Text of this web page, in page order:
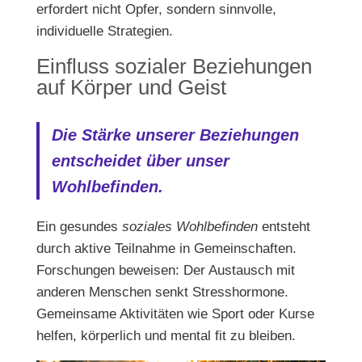
erfordert nicht Opfer, sondern sinnvolle,
individuelle Strategien.
Einfluss sozialer Beziehungen
auf Körper und Geist
Die Stärke unserer Beziehungen
entscheidet über unser
Wohlbefinden.
Ein gesundes soziales Wohlbefindenentsteht
durch aktive Teilnahme in Gemeinschaften.
Forschungen beweisen: Der Austausch mit
anderen Menschen senkt Stresshormone.
Gemeinsame Aktivitäten wie Sport oder Kurse
helfen, körperlich und mental fit zu bleiben.